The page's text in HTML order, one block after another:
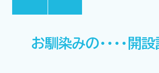
お馴染みの・・・・開